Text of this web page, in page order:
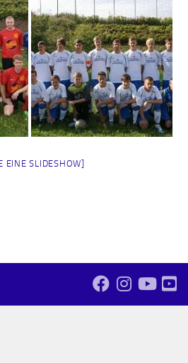
EINE SLIDESHOW]